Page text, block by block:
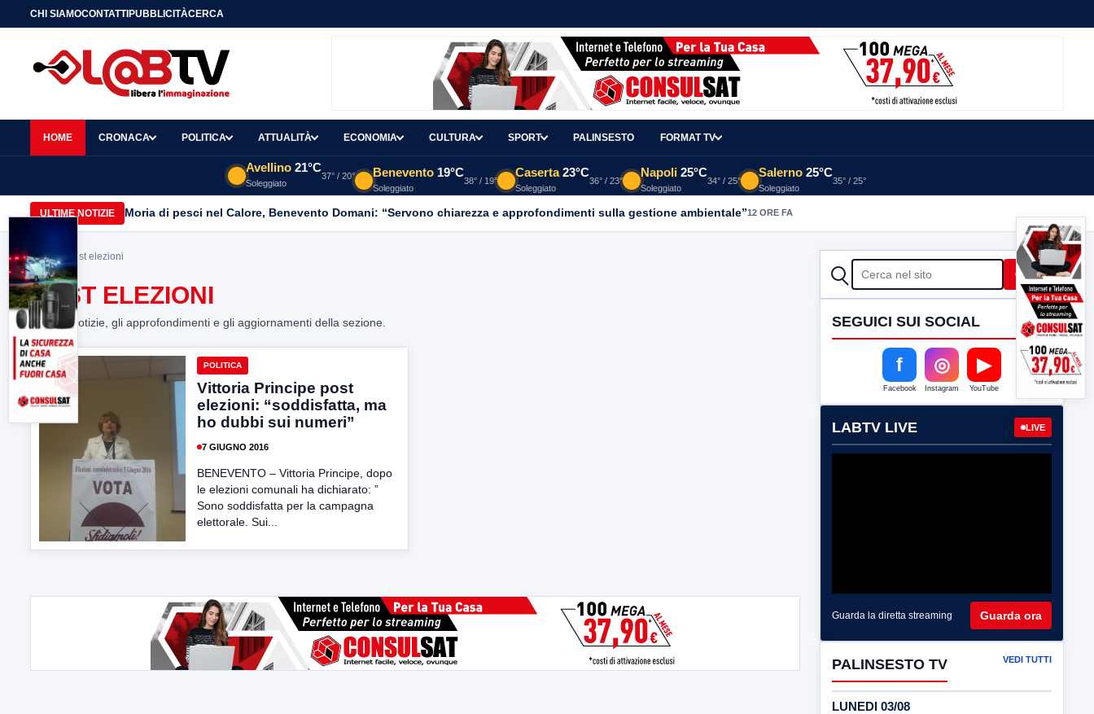
CHI SIAMOCONTATTIPUBBLICITÀCERCA
HOME CRONACA POLITICA ATTUALITÀ ECONOMIA CULTURA SPORT PALINSESTO FORMAT TV
Avellino 21°C
Soleggiato
37° / 20° Benevento 19°C
Soleggiato
38° / 19°
Caserta 23°C
Soleggiato
36° / 23°
Napoli 25°C
Soleggiato
34° / 25°
Salerno 25°C
Soleggiato
35° / 25°
ULTIME NOTIZIE Moria di pesci nel Calore, Benevento Domani: “Servono chiarezza e approfondimenti sulla gestione ambientale”12 ORE FA
Home> post elezioni
POST ELEZIONI
Tutte le notizie, gli approfondimenti e gli aggiornamenti della sezione.
POLITICA
Vittoria Principe post
elezioni: “soddisfatta, ma
ho dubbi sui numeri”
7 GIUGNO 2016
BENEVENTO – Vittoria Principe, dopo
le elezioni comunali ha dichiarato: ”
Sono soddisfatta per la campagna
elettorale. Sui...
CERCA Cerca
SEGUICI SUI SOCIAL
f
Facebook
◎
Instagram
▶
YouTube
LABTV LIVE LIVE
Guarda la diretta streaming Guarda ora
PALINSESTO TV VEDI TUTTI
LUNEDI 03/08